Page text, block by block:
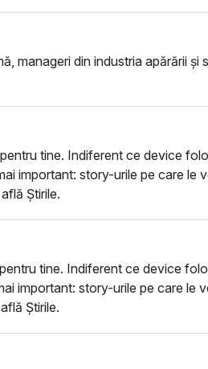
manageri din industria apărării
tine. Indiferent ce device
important: story-urile pe care le
Știrile.
tine. Indiferent ce device
important: story-urile pe care le
Știrile.